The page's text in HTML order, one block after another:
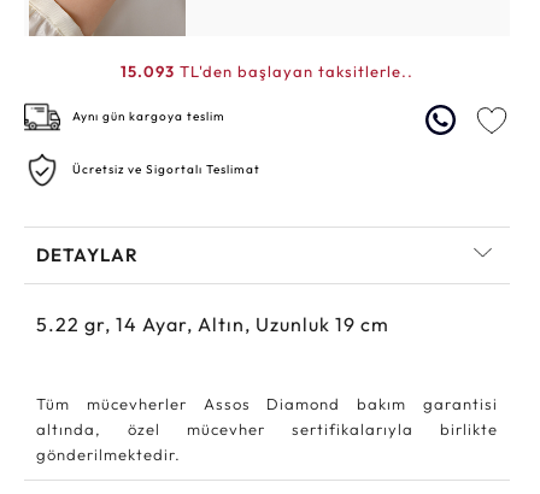
15.093 TL'den başlayan taksitlerle..
Aynı gün kargoya teslim
Ücretsiz ve Sigortalı Teslimat
DETAYLAR
5.22 gr, 14 Ayar, Altın, Uzunluk 19 cm
Tüm mücevherler Assos Diamond bakım garantisi
altında, özel mücevher sertifikalarıyla birlikte
gönderilmektedir.